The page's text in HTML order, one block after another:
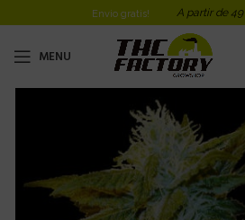
Envio gratis! A partir de 49
MENU